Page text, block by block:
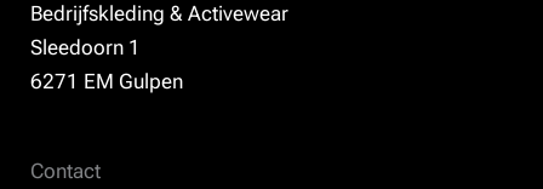
Bedrijfskleding & Activewear
Sleedoorn 1
6271 EM Gulpen
Contact